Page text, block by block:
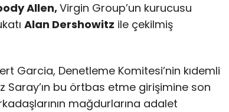
Allen,Virgin Group’un kurucusu
Alan Dershowitz ile çekilmiş
Garcia, Denetleme Komitesi’nin kıdemli
Saray’ın bu örtbas etme girişimine son
mağdurlarına adalet